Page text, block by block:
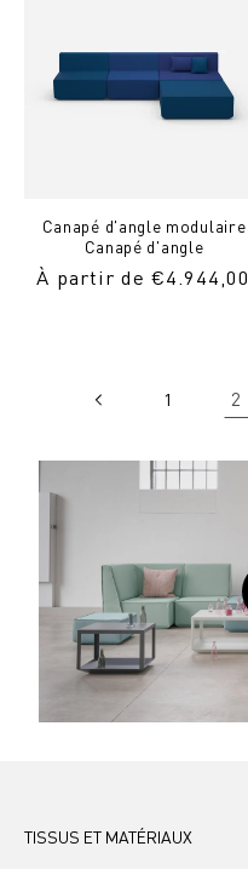
Canapé d'angle modulaire
Canapé d'angle
Prix
À partir de €4.944,00
1 2
TISSUS ET MATÉRIAUX